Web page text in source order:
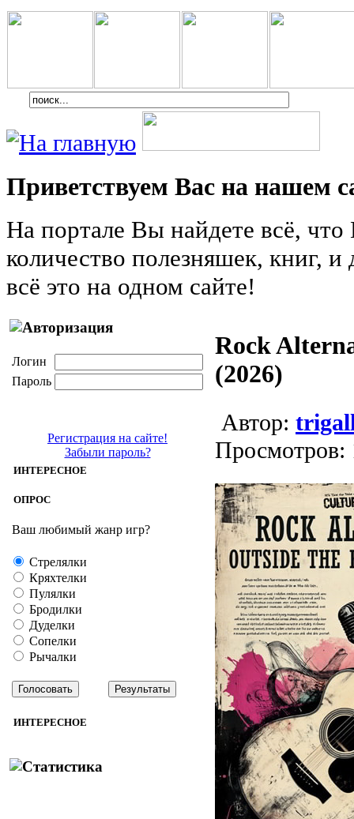
Приветствуем Вас на нашем
На портале Вы найдете всё,
количество полезняшек, книг, и
всё это на одном сайте!
Логин
Пароль
Регистрация на сайте!
Забыли пароль?
ИНТЕРЕСНОЕ
ОПРОС
Ваш любимый жанр игр?
Стрелялки
Кряхтелки
Пулялки
Бродилки
Дуделки
Сопелки
Рычалки
ИНТЕРЕСНОЕ
Rock
(2026)
Aвтор:
Просмотров: